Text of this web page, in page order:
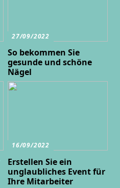
27/09/2022
So bekommen Sie
gesunde und schöne
Nägel
16/09/2022
Erstellen Sie ein
unglaubliches Event für
Ihre Mitarbeiter